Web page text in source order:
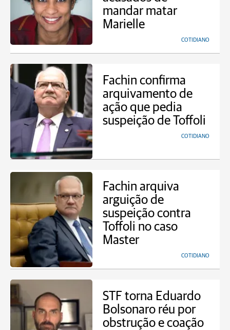
mandar matar
Marielle
COTIDIANO
Fachin confirma
arquivamento de
ação que pedia
suspeição de Toffoli
COTIDIANO
Fachin arquiva
arguição de
suspeição contra
Toffoli no caso
Master
COTIDIANO
STF torna Eduardo
Bolsonaro réu por
obstrução e coação